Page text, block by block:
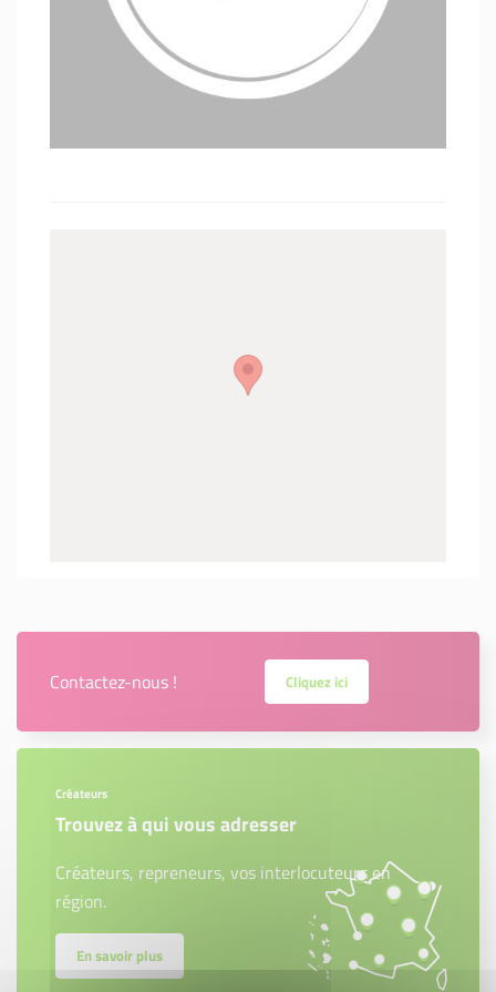
Contactez-nous ! Cliquez ici
Créateurs
Trouvez à qui vous adresser
Créateurs, repreneurs, vos interlocuteurs en
région.
En savoir plus